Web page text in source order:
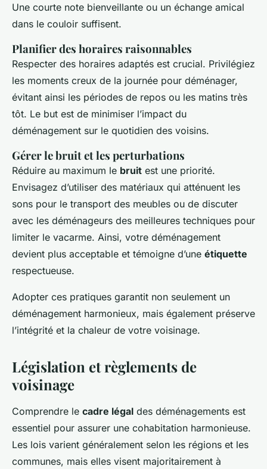
Une courte note bienveillante ou un échange amical
dans le couloir suffisent.
Planifier des horaires raisonnables
Respecter des horaires adaptés est crucial. Privilégiez
les moments creux de la journée pour déménager,
évitant ainsi les périodes de repos ou les matins très
tôt. Le but est de minimiser l’impact du
déménagement sur le quotidien des voisins.
Gérer le bruit et les perturbations
Réduire au maximum le bruit est une priorité.
Envisagez d’utiliser des matériaux qui atténuent les
sons pour le transport des meubles ou de discuter
avec les déménageurs des meilleures techniques pour
limiter le vacarme. Ainsi, votre déménagement
devient plus acceptable et témoigne d’une étiquette
respectueuse.
Adopter ces pratiques garantit non seulement un
déménagement harmonieux, mais également préserve
l’intégrité et la chaleur de votre voisinage.
Législation et règlements de
voisinage
Comprendre le cadre légal des déménagements est
essentiel pour assurer une cohabitation harmonieuse.
Les lois varient généralement selon les régions et les
communes, mais elles visent majoritairement à